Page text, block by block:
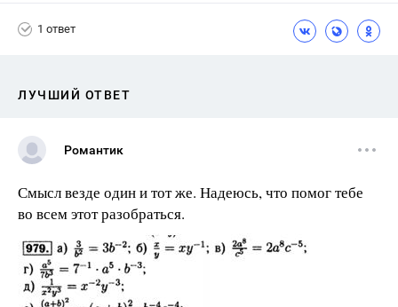
1 ответ
ЛУЧШИЙ ОТВЕТ
Романтик
Смысл везде один и тот же. Надеюсь, что помог тебе
во всем этот разобраться.